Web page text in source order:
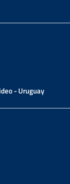
- Uruguay